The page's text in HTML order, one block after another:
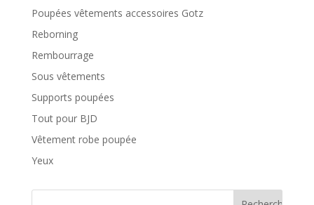
Poupées vêtements accessoires Gotz
Reborning
Rembourrage
Sous vêtements
Supports poupées
Tout pour BJD
Vêtement robe poupée
Yeux